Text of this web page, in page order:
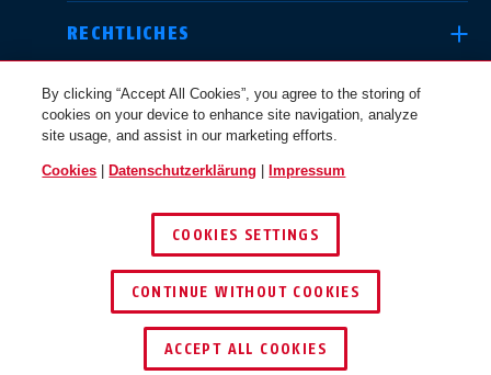
RECHTLICHES
© 2026 ABUS
Canada
Österreich
By clicking “Accept All Cookies”, you agree to the storing of
cookies on your device to enhance site navigation, analyze
site usage, and assist in our marketing efforts.
Cookies Datenschutzerklärung Impressum
COOKIES SETTINGS
CONTINUE WITHOUT COOKIES
ACCEPT ALL COOKIES